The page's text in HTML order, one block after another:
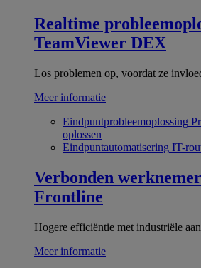
Realtime
TeamViewer DEX
Los problemen op, voordat ze
Meer informatie
Eindpuntprobleemoplossing
oplossen
Eindpuntautomatisering IT-
Verbonden werknemer
Frontline
Hogere efficiëntie met industriële
Meer informatie